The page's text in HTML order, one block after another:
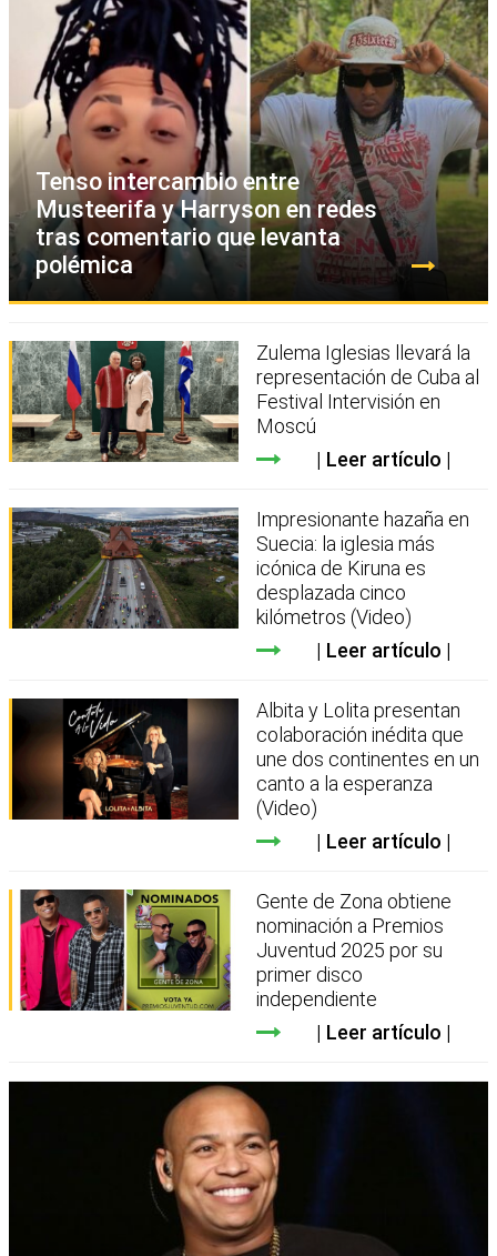
Tenso intercambio entre
Musteerifa y Harryson en redes
tras comentario que levanta
polémica
Zulema Iglesias llevará la
representación de Cuba al
Festival Intervisión en
Moscú
Leer artículo
Impresionante hazaña en
Suecia: la iglesia más
icónica de Kiruna es
desplazada cinco
kilómetros (Video)
Leer artículo
Albita y Lolita presentan
colaboración inédita que
une dos continentes en un
canto a la esperanza
(Video)
Leer artículo
Gente de Zona obtiene
nominación a Premios
Juventud 2025 por su
primer disco
independiente
Leer artículo